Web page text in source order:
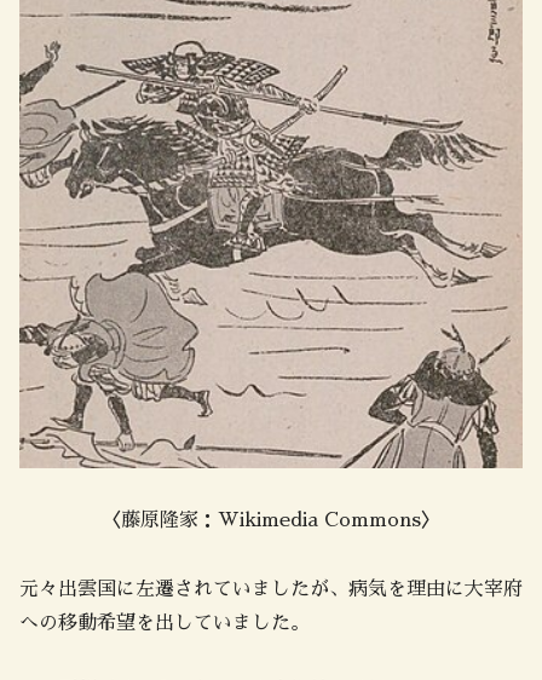
〈藤原隆家：Wikimedia Commons〉
元々出雲国に左遷されていましたが、病気を理由に大宰府
への移動希望を出していました。